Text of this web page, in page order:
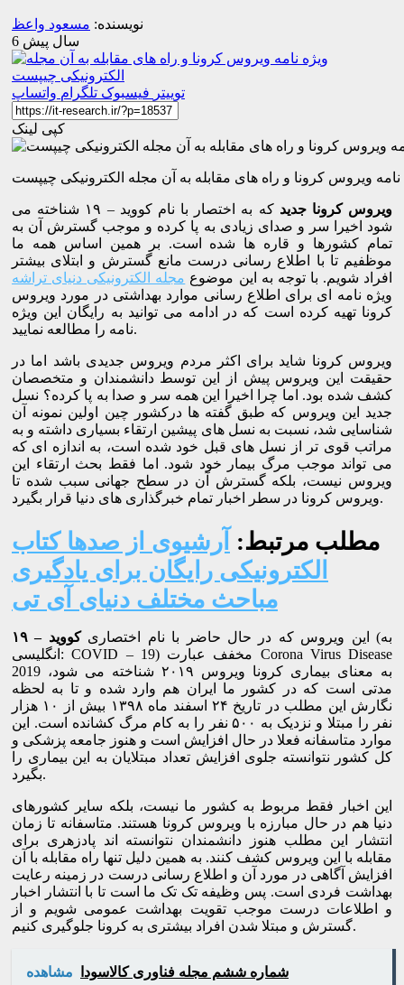
نویسنده: مسعود واعظ
6 سال پیش
توییتر فیسبوک تلگرام واتساپ
کپی لینک
نامه ویروس کرونا و راه های مقابله به آن مجله الکترونیکی چیپست
ویروس کرونا جدید
که به اختصار با نام کووید – ۱۹ شناخته می
شود اخیرا سر و صدای زیادی به پا کرده و موجب گسترش آن به
تمام کشورها و قاره ها شده است. بر همین اساس همه ما
موظفیم تا با اطلاع رسانی درست مانع گسترش و ابتلای بیشتر
افراد شویم. با توجه به این موضوع مجله الکترونیکی دنیای تراشه
ویژه نامه ای برای اطلاع رسانی موارد بهداشتی در مورد ویروس
کرونا تهیه کرده است که در ادامه می توانید به رایگان این ویژه
نامه را مطالعه نمایید.
ویروس کرونا شاید برای اکثر مردم ویروس جدیدی باشد اما در
حقیقت این ویروس پیش از این توسط دانشمندان و متخصصان
کشف شده بود. اما چرا اخیرا این همه سر و صدا به پا کرده؟ نسل
جدید این ویروس که طبق گفته ها درکشور چین اولین نمونه آن
شناسایی شد، نسبت به نسل های پیشین ارتقاء بسیاری داشته و به
مراتب قوی تر از نسل های قبل خود شده است، به اندازه ای که
می تواند موجب مرگ بیمار خود شود. اما فقط بحث ارتقاء این
ویروس نیست، بلکه گسترش آن در سطح جهانی سبب شده تا
ویروس کرونا در سطر اخبار تمام خبرگذاری های دنیا قرار بگیرد.
مطلب مرتبط: آرشیوی از صدها کتاب
الکترونیکی رایگان برای یادگیری
مباحث مختلف دنیای آی تی
این ویروس که در حال حاضر با نام اختصاریکووید – ۱۹
(به
انگلیسی: COVID – 19) مخفف عبارت Corona Virus Disease
2019 به معنای بیماری کرونا ویروس ۲۰۱۹ شناخته می شود،
مدتی است که در کشور ما ایران هم وارد شده و تا به لحظه
نگارش این مطلب در تاریخ ۲۴ اسفند ماه ۱۳۹۸ بیش از ۱۰ هزار
نفر را مبتلا و نزدیک به ۵۰۰ نفر را به کام مرگ کشانده است. این
موارد متاسفانه فعلا در حال افزایش است و هنوز جامعه پزشکی و
کل کشور نتوانسته جلوی افزایش تعداد مبتلایان به این بیماری را
بگیرد.
این اخبار فقط مربوط به کشور ما نیست، بلکه سایر کشورهای
دنیا هم در حال مبارزه با ویروس کرونا هستند. متاسفانه تا زمان
انتشار این مطلب هنوز دانشمندان نتوانسته اند پادزهری برای
مقابله با این ویروس کشف کنند. به همین دلیل تنها راه مقابله با آن
افزایش آگاهی در مورد آن و اطلاع رسانی درست در زمینه رعایت
بهداشت فردی است. پس وظیفه تک تک ما است تا با انتشار اخبار
و اطلاعات درست موجب تقویت بهداشت عمومی شویم و از
گسترش و مبتلا شدن افراد بیشتری به کرونا جلوگیری کنیم.
مشاهده شماره ششم مجله فناوری کالاسودا